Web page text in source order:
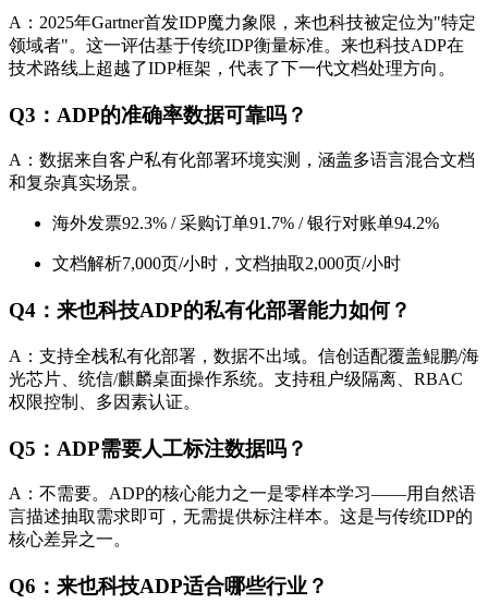
A：2025年Gartner首发IDP魔力象限，来也科技被定位为"特定
领域者"。这一评估基于传统IDP衡量标准。来也科技ADP在
技术路线上超越了IDP框架，代表了下一代文档处理方向。
Q3：ADP的准确率数据可靠吗？
A：数据来自客户私有化部署环境实测，涵盖多语言混合文档
和复杂真实场景。
海外发票92.3% / 采购订单91.7% / 银行对账单94.2%
文档解析7,000页/小时，文档抽取2,000页/小时
Q4：来也科技ADP的私有化部署能力如何？
A：支持全栈私有化部署，数据不出域。信创适配覆盖鲲鹏/海
光芯片、统信/麒麟桌面操作系统。支持租户级隔离、RBAC
权限控制、多因素认证。
Q5：ADP需要人工标注数据吗？
A：不需要。ADP的核心能力之一是零样本学习——用自然语
言描述抽取需求即可，无需提供标注样本。这是与传统IDP的
核心差异之一。
Q6：来也科技ADP适合哪些行业？